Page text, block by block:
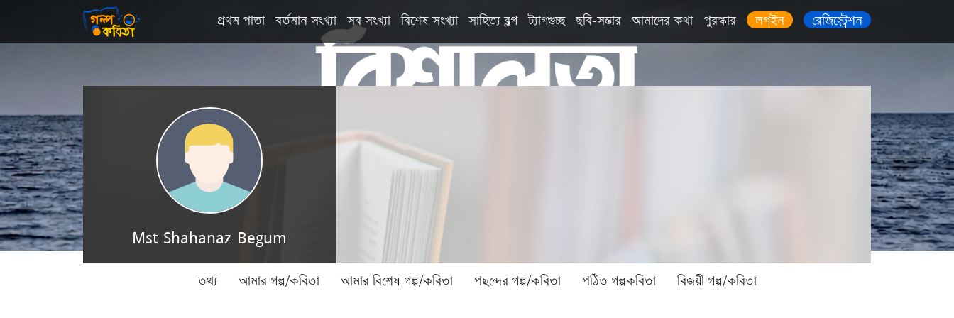
প্রথম পাতা বর্তমান সংখ্যা সব সংখ্যা বিশেষ সংখ্যা সাহিত্য ব্লগ ট্যাগগুচ্ছ ছবি-সম্ভার আমাদের কথা পুরস্কার লগইন রেজিস্ট্রেশন
Mst Shahanaz Begum
তথ্য আমার গল্প/কবিতা আমার বিশেষ গল্প/কবিতা পছন্দের গল্প/কবিতা পঠিত গল্পকবিতা বিজয়ী গল্প/কবিতা